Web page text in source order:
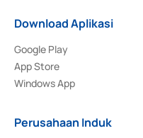
Download Aplikasi
Google Play
App Store
Windows App
Perusahaan Induk